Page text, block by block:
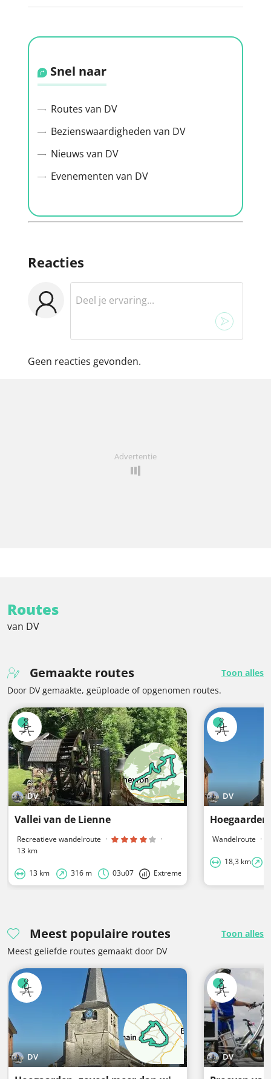
Snel naar
Routes van DV
Bezienswaardigheden van DV
Nieuws van DV
Evenementen van DV
Reacties
Geen reacties gevonden.
Advertentie
Routes
van DV
Gemaakte routes
Toon alles
Door DV gemaakte, geüploade of opgenomen routes.
DV
Vallei van de Lienne
Recreatieve wandelroute ·
·
13 km
13 km 316 m 03u07 Extreme
DV
Wandelroute ·
18,3 km
Meest populaire routes
Toon alles
Meest geliefde routes gemaakt door DV
DV DV